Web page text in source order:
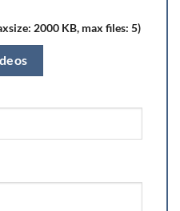
2000 KB, max files: 5)